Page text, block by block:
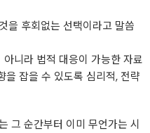
을 후회없는 선택이라고 말씀
니라 법적 대응이 가능한 자료
을 잡을 수 있도록 심리적, 전략
그 순간부터 이미 무언가는 시